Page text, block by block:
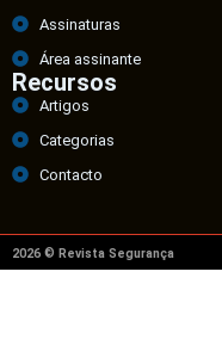
Assinaturas
Área assinante
Recursos
Artigos
Categorias
Contacto
2026 © Revista Segurança